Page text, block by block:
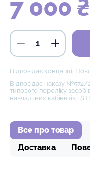
7 000 ₴
Відповідає концепції
Відповідає наказу
типового переліку
навчальних кабінетів і
Все про товар
Доставка